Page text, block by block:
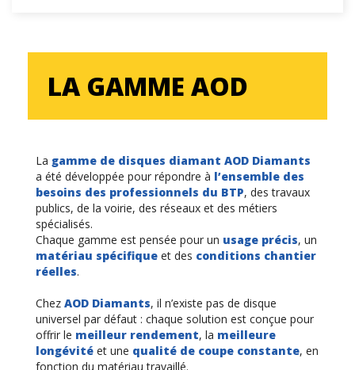
LA GAMME AOD
La gamme de disques diamant AOD Diamants
a été développée pour répondre à l’ensemble des
besoins des professionnels du BTP, des travaux
publics, de la voirie, des réseaux et des métiers
spécialisés.
Chaque gamme est pensée pour un usage précis, un
matériau spécifique et des conditions chantier
réelles.
Chez AOD Diamants, il n’existe pas de disque
universel par défaut : chaque solution est conçue pour
offrir le meilleur rendement, la meilleure
longévité et une qualité de coupe constante, en
fonction du matériau travaillé.